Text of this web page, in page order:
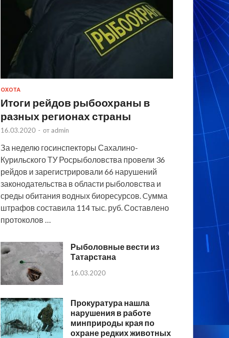
ОХОТА
Итоги рейдов рыбоохраны в
разных регионах страны
16.03.2020 - от admin
За неделю госинспекторы Сахалино-
Курильского ТУ Росрыболовства провели 36
рейдов и зарегистрировали 66 нарушений
законодательства в области рыболовства и
среды обитания водных биоресурсов. Cумма
штрафов составила 114 тыс. руб. Составлено
протоколов …
Рыболовные вести из
Татарстана
16.03.2020
Прокуратура нашла
нарушения в работе
минприроды края по
охране редких животных